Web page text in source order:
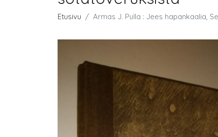
Etusivu Armas J. Pulla : Jees hapankaalia,